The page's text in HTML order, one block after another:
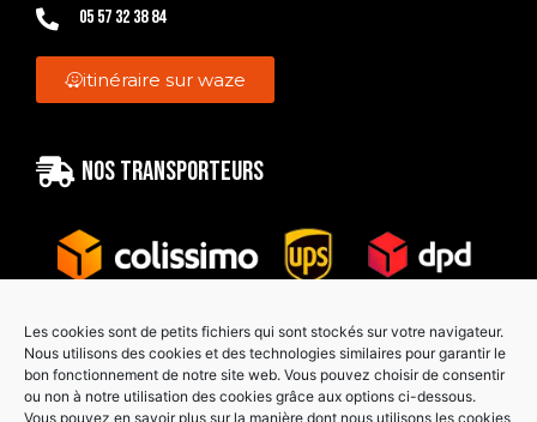
Les cookies sont de petits fichiers qui sont stockés sur votre navigateur.
Nous utilisons des cookies et des technologies similaires pour garantir le
bon fonctionnement de notre site web. Vous pouvez choisir de consentir
ou non à notre utilisation des cookies grâce aux options ci-dessous.
Vous pouvez en savoir plus sur la manière dont nous utilisons les cookies
05 57 32 38 84
itinéraire sur waze
Nos transporteurs
Paiement sécurisé